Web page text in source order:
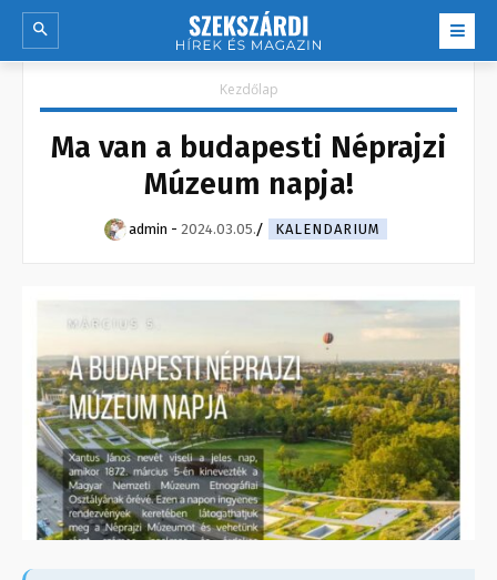
Kezdőlap
Ma van a budapesti Néprajzi
Múzeum napja!
admin - 2024.03.05. KALENDARIUM